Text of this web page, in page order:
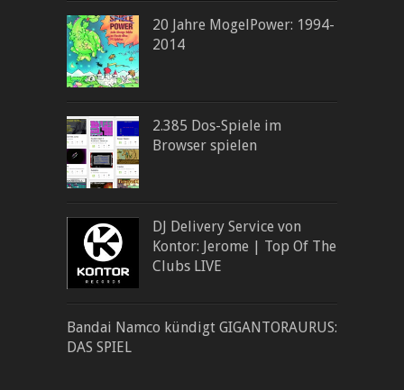
20 Jahre MogelPower: 1994-
2014
2.385 Dos-Spiele im
Browser spielen
DJ Delivery Service von
Kontor: Jerome | Top Of The
Clubs LIVE
Bandai Namco kündigt GIGANTORAURUS:
DAS SPIEL